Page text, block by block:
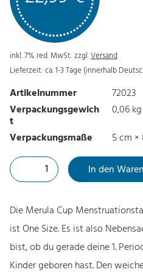
inkl. 7% red. MwSt.zzgl.Versand
Lieferzeit: ca. 1-3 Tage (innerhalb
Artikelnummer
72023
Verpackungsgewich
t
0,06 kg
Verpackungsmaße
5 cm ×
M
e
In den
Die Merula Cup
ist One Size. Es ist also
bist, ob du gerade deine 1.
Kinder geboren hast. Den